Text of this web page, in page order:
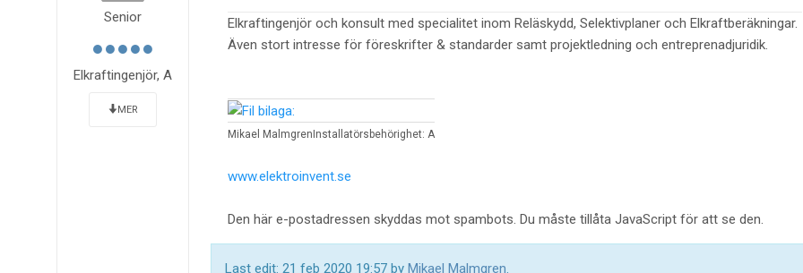
Senior
Elkraftingenjör, A
MER
Elkraftingenjör och konsult med specialitet inom Reläskydd, Selektivplaner och Elkraftberäkningar.
Även stort intresse för föreskrifter & standarder samt projektledning och entreprenadjuridik.
Mikael Malmgren Installatörsbehörighet: A
www.elektroinvent.se
Den här e-postadressen skyddas mot spambots. Du måste tillåta JavaScript för att se den.
Last edit: 21 feb 2020 19:57 by Mikael Malmgren.